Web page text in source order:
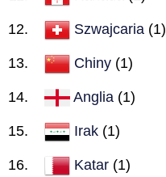
Szwajcaria (1)
Chiny (1)
Anglia (1)
Irak (1)
Katar (1)